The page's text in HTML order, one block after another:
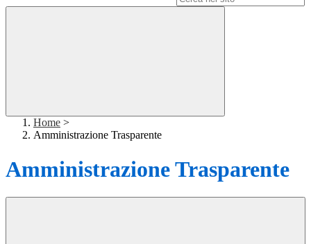
Home >
Amministrazione Trasparente
Amministrazione Trasparente